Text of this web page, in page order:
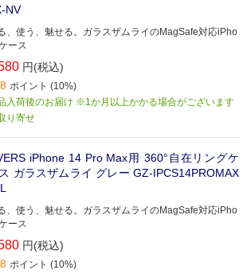
NV
、使う、魅せる。ガラスザムライのMagSafe対応iPho
ース
円(税込)
ポイント (10%)
入荷後のお届け ※1か月以上かかる場合がございます
り寄せ
iPhone 14 Pro Max用 360°自在リングケ
ガラスザムライ グレー GZ-IPCS14PROMAX
、使う、魅せる。ガラスザムライのMagSafe対応iPho
ース
円(税込)
ポイント (10%)